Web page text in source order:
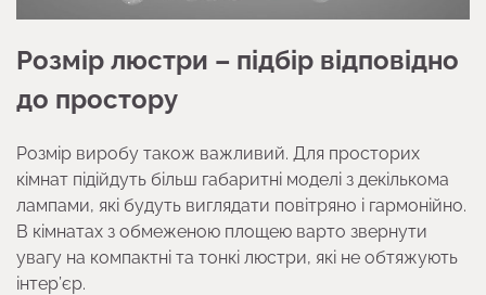
Розмір люстри – підбір відповідно
до простору
Розмір виробу також важливий. Для просторих
кімнат підійдуть більш габаритні моделі з декількома
лампами, які будуть виглядати повітряно і гармонійно.
В кімнатах з обмеженою площею варто звернути
увагу на компактні та тонкі люстри, які не обтяжують
інтер’єр.